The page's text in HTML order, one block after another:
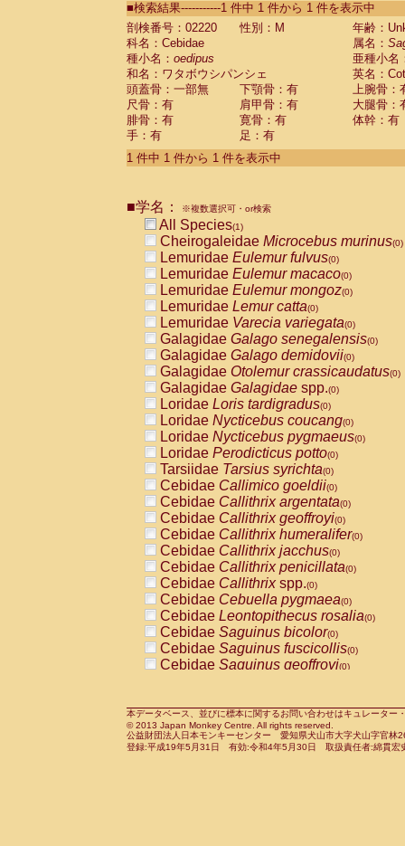
CebidaeSaguinus labiatus(0)
Cebidae Saguinus leucopus (0)
Cebidae
Cebidae
CebidaeSaguinus nigricollis (0)
Cebidae Saguinus oedipus
Cebidae Saguinus weddelli
Cebidae Saguinusspp.
Cebidae Aotus trivirgatus
Cebidae Cebus albifrons
CebidaeCebus nigrivittatus
CebidaeCebus
CebidaeSaimiri boliviensis(0)
CebidaeSaimiri sciureus(0)
AtelidaeAlouatta caraya(0)
AtelidaeAlouatta fusca(0)
AtelidaeAlouatta seniculus
AtelidaeAlouattaspp.(0)
AtelidaeAteles belzebuth(0)
AtelidaeAteles geoffroyi(0)
AtelidaeAteles paniscus(0)
AtelidaeAtelesspp.(0)
Atelidae Lagothrix lagothricha
AtelidaeLagothrix lagothricha cana
PitheciidaeCacajao calvus
PitheciidaeCallicebus cupreus
PitheciidaeCallicebus donacophilus
PitheciidaeCallicebus moloch
PitheciidaeCallicebus torquatus
PitheciidaeCallicebusspp.(0)
PitheciidaeChiropotes satanas(0)
PitheciidaePithecia monachus
PitheciidaePithecia pithecia(0)
CercopithecidaeCercocebus agilis
CercopithecidaeCercocebus
CercopithecidaeCercocebus
CercopithecidaeCercocebus
CercopithecidaeCercocebus
CercopithecidaeCercocebushybrid
CercopithecidaePapio anubis(0)
CercopithecidaePapio cynocephalus
CercopithecidaePapio hamadryas(0)
■検索結果-----------1 件中 1 件から 1 件を表示中
剖検番号：02220
性別：M
年齢：
科名：Cebidae
属名：
種小名： oedipus
亜種小名
和名：ワタボウシパンシェ
英名：
頭蓋骨：一部無
下顎骨：有
上腕骨：
尺骨：有
肩甲骨：有
大腿骨：
腓骨：有
寛骨：有
体幹：有
手：有
足：有
1 件中 1 件から 1 件を表示中
■学名： ※複数選択可・or検索
All Species(1)
Cheirogaleidae Microcebus murinus(0)
Lemuridae Eulemur fulvus(0)
Lemuridae Eulemur macaco(0)
Lemuridae Eulemur mongoz(0)
Lemuridae Lemur catta(0)
Lemuridae Varecia variegata(0)
Galagidae Galago senegalensis(0)
Galagidae Galago demidovii(0)
Galagidae Otolemur crassicaudatus(0)
Galagidae Galagidae spp.(0)
Loridae Loris tardigradus(0)
Loridae Nycticebus coucang(0)
Loridae Nycticebus pygmaeus(0)
Loridae Perodicticus potto(0)
Tarsiidae Tarsius syrichta(0)
Cebidae Callimico goeldii(0)
Cebidae Callithrix argentata(0)
Cebidae Callithrix geoffroyi(0)
Cebidae Callithrix humeralifer(0)
Cebidae Callithrix jacchus(0)
Cebidae Callithrix penicillata(0)
Cebidae Callithrixspp.(0)
Cebidae Cebuella pygmaea(0)
Cebidae Leontopithecus rosalia(0)
Cebidae Saguinus bicolor(0)
Cebidae Saguinus fuscicollis(0)
Cebidae Saguinus geoffroyi(0)
CebidaeSaguinus leucopus(0)
CebidaeSaguinus midas(0)
Cebidae Saguinus mystax(0)
本データベース、並びに標本に関するお問い合わせはキュレータ
© 2013 Japan Monkey Centre. All rights reserved.
公益財団法人日本モンキーセンター 愛知県犬山市大字犬山字官
登録:平成19年5月31日 有効:令和4年5月30日 取扱責任者:綿貫宏